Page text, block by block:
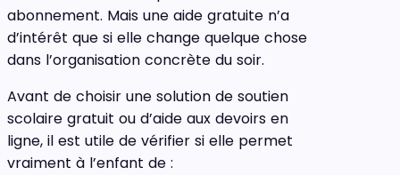
abonnement. Mais une aide gratuite n’a
d’intérêt que si elle change quelque chose
dans l’organisation concrète du soir.
Avant de choisir une solution de soutien
scolaire gratuit ou d’aide aux devoirs en
ligne, il est utile de vérifier si elle permet
vraiment à l’enfant de :